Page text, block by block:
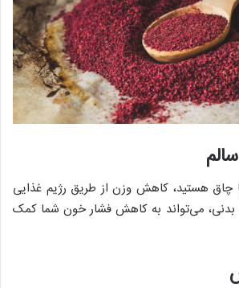
چاق هستید، کاهش وزن از طریق رژیم غذایی
بدنی، می‌تواند به کاهش فشار خون شما کمک